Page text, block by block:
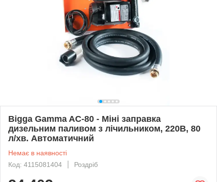
Bigga Gamma AC-80 - Міні заправка
дизельним паливом з лічильником, 220В, 80
л/хв. Автоматичний
Немає в наявності
Код: 4115081404
Роздріб